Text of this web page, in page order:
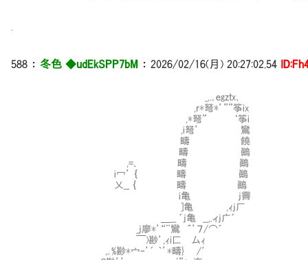
588 ： 冬色 ◆udEkSPP7bM ： 2026/02/16(月) 20:27:02.54
_,.｡egzｔx､
,r*弩*’””筝ix
,*弩” ‘筝i
,i弩’ 鸞
疇 饒
疇 鷆
,=､ 疇 鷆
i冖’ ｛ 疇 鷆
乂__ ｛ 疇 鷆
i亀 j霽
]亀 ,ｨj厂
＿__ ´j亀 __,.ィj广´
_j廖*’“¨鸞 ＾’７/⌒´
￣)尠’,ｨi匚 厶ｨ という訳で今回の主人
,｡%尠*宀‐’´ ｀’*疇} /′